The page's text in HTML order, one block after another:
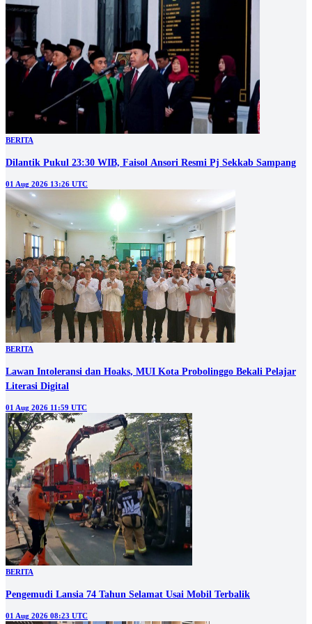
BERITA
Dilantik Pukul 23:30 WIB, Faisol Ansori Resmi Pj Sekkab Sampang
01 Aug 2026 13:26 UTC
BERITA
‎Lawan Intoleransi dan Hoaks, MUI Kota Probolinggo Bekali Pelajar
Literasi Digital
01 Aug 2026 11:59 UTC
BERITA
Pengemudi Lansia 74 Tahun Selamat Usai Mobil Terbalik
01 Aug 2026 08:23 UTC